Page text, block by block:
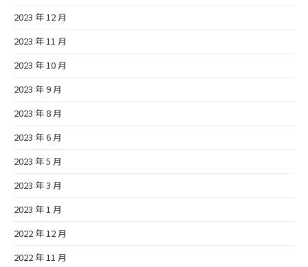
2023 年 12 月
2023 年 11 月
2023 年 10 月
2023 年 9 月
2023 年 8 月
2023 年 6 月
2023 年 5 月
2023 年 3 月
2023 年 1 月
2022 年 12 月
2022 年 11 月